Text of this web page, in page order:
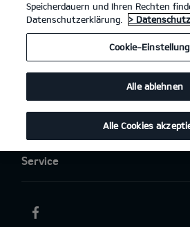
Elektromobilität
Aktuelles
Service
Speicherdauern und Ihren Rechten
Datenschutzerklärung.
> Datenschutz
Cookie-
Alle ablehnen
Alle Cookies